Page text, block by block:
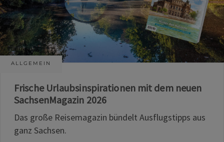
ALLGEMEIN
Frische Urlaubsinspirationen mit dem neuen
SachsenMagazin 2026
Das große Reisemagazin bündelt Ausflugstipps aus
ganz Sachsen.